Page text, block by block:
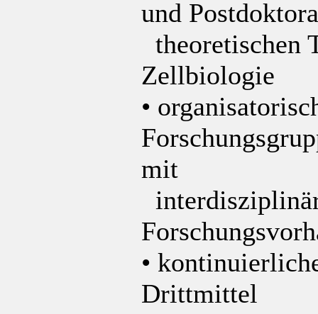
und
theoretischen
Zellbiologie
•
mit
•
Drittmittel